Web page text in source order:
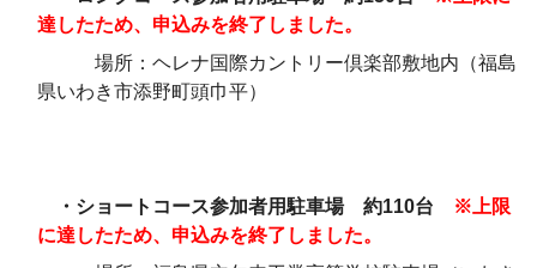
達したため、申込みを終了しました。
場所：ヘレナ国際カントリー倶楽部敷地内（福島
県いわき市添野町頭巾平）
・ショートコース参加者用駐車場 約110台 ※上限
に達したため、申込みを終了しました。